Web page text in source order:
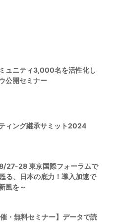
ュニティ3,000名を活性化し
公開セミナー
ィング継承サミット2024
8/27-28 東京国際フォーラムで
る、日本の底力！導入加速で
風を～
・無料セミナー】データで読